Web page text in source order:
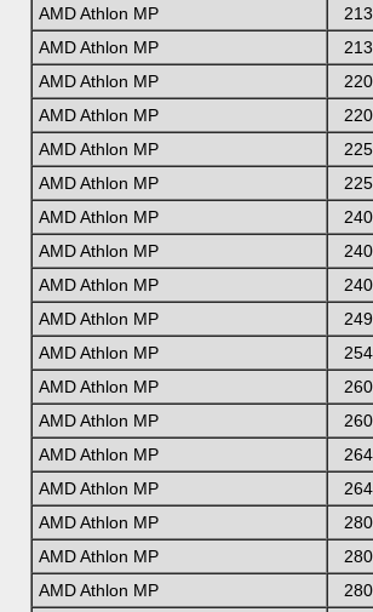
AMD Athlon MP
AMD Athlon MP
AMD Athlon MP
AMD Athlon MP
AMD Athlon MP
AMD Athlon MP
AMD Athlon MP
AMD Athlon MP
AMD Athlon MP
AMD Athlon MP
AMD Athlon MP
AMD Athlon MP
AMD Athlon MP
AMD Athlon MP
AMD Athlon MP
AMD Athlon MP
AMD Athlon MP
AMD Athlon MP